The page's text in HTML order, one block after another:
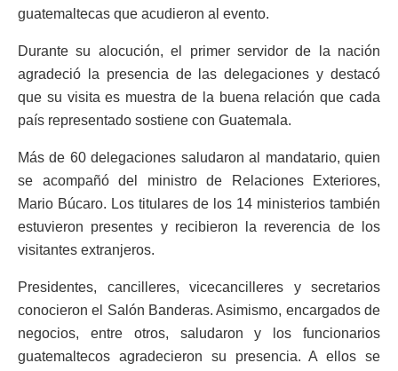
guatemaltecas que acudieron al evento.
Durante su alocución, el primer servidor de la nación
agradeció la presencia de las delegaciones y destacó
que su visita es muestra de la buena relación que cada
país representado sostiene con Guatemala.
Más de 60 delegaciones saludaron al mandatario, quien
se acompañó del ministro de Relaciones Exteriores,
Mario Búcaro. Los titulares de los 14 ministerios también
estuvieron presentes y recibieron la reverencia de los
visitantes extranjeros.
Presidentes, cancilleres, vicecancilleres y secretarios
conocieron el Salón Banderas. Asimismo, encargados de
negocios, entre otros, saludaron y los funcionarios
guatemaltecos agradecieron su presencia. A ellos se